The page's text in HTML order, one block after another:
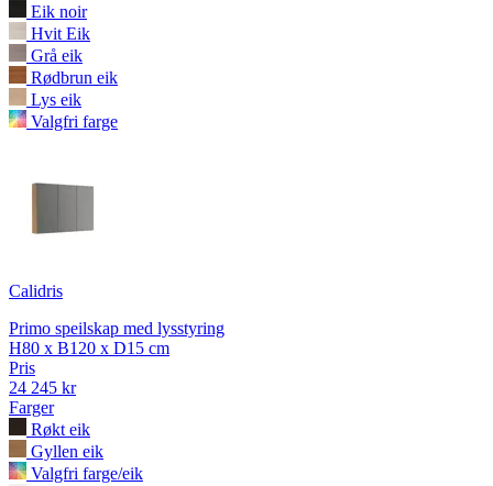
Eik noir
Hvit Eik
Grå eik
Rødbrun eik
Lys eik
Valgfri farge
Calidris
Primo speilskap med lysstyring
H80 x B120 x D15 cm
Pris
24 245 kr
Farger
Røkt eik
Gyllen eik
Valgfri farge/eik